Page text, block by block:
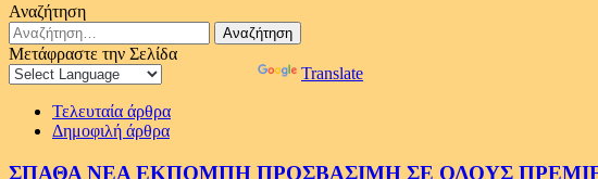
Αναζήτηση
Αναζήτηση
για:
Μετάφραστε την Σελίδα
Translate
Τελευταία άρθρα
Δημοφιλή άρθρα
ΣΠΑΘΑ ΝΕΑ ΕΚΠΟΜΠΗ ΠΡΟΣΒΑΣΙΜΗ ΣΕ ΟΛΟΥΣ